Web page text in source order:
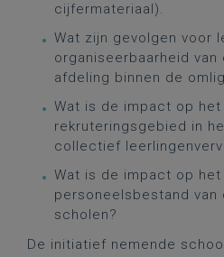
cijfermateriaal).
Wat zijn gevolgen voor
organiseerbaarheid van
afdeling binnen de
Wat is de impact op het
rekruteringsgebied in
collectief
Wat is de impact op het
personeelsbestand van
scholen?
De initiatief nemende